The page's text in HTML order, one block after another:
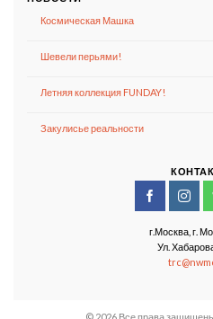
Космическая Машка
Шевели перьями!
Летняя коллекция FUNDAY!
Закулисье реальности
г.Москва, г.
Ул.
© 2026 Все права